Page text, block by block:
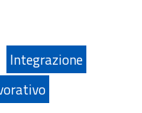
Integrazione